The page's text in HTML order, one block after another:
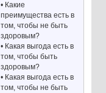
• Какие
преимущества есть в
том, чтобы не быть
здоровым?
• Какая выгода есть в
том, чтобы быть
здоровым?
• Какая выгода есть в
том, чтобы не быть